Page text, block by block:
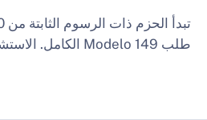
تبدأ الحزم ذات الرسوم
الكامل. الاستشارة الأولية